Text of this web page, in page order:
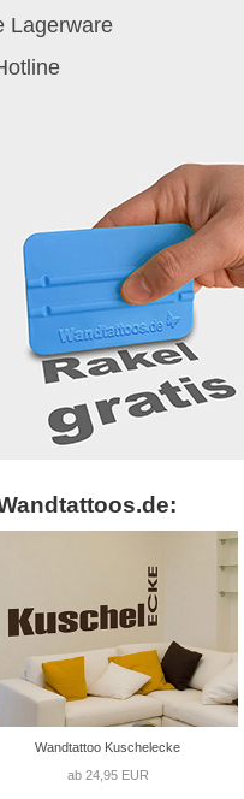
Lagerware
Wandtattoo Kuschelecke
ab 24,95 EUR